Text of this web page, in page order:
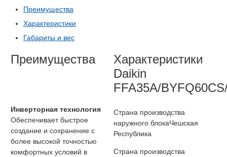
Преимущества
Характеристики
Габариты и вес
Преимущества
Инверторная технология
Обеспечивает быстрое
создание и сохранение с
более высокой точностью
комфортных условий в
Характеристики
Daikin
FFA35A/
Страна производства
наружного блокаЧешская
Республика
Страна производства